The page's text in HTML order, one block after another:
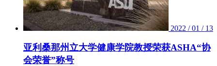
2022 / 01 / 13
亚利桑那州立大学健康学院教授荣获ASHA“协
会荣誉”称号